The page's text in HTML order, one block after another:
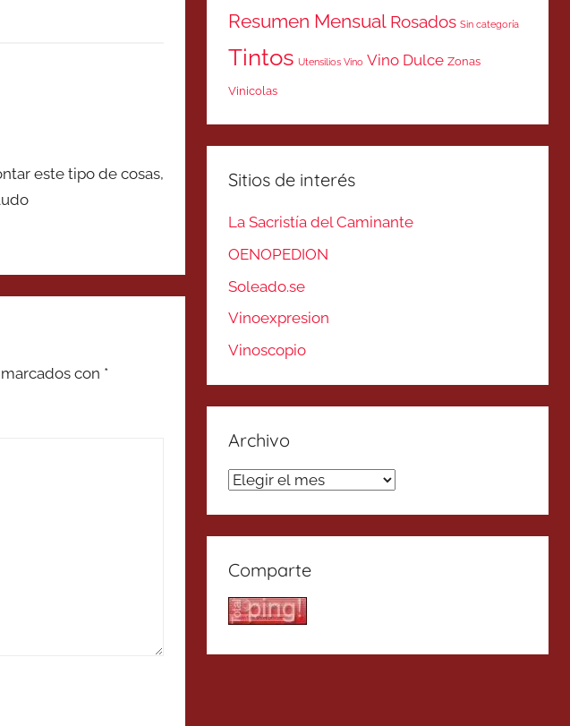
este tipo de cosas,
con *
Resumen Mensual Rosados Sin categoría
Tintos Utensilios Vino Vino Dulce Zonas
Vinicolas
Sitios de interés
La Sacristía del Caminante
OENOPEDION
Soleado.se
Vinoexpresion
Vinoscopio
Archivo
Archivo
Comparte